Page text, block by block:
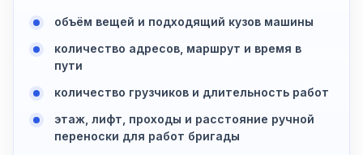
объём вещей и подходящий кузов машины
количество адресов, маршрут и время в
пути
количество грузчиков и длительность работ
этаж, лифт, проходы и расстояние ручной
переноски для работ бригады